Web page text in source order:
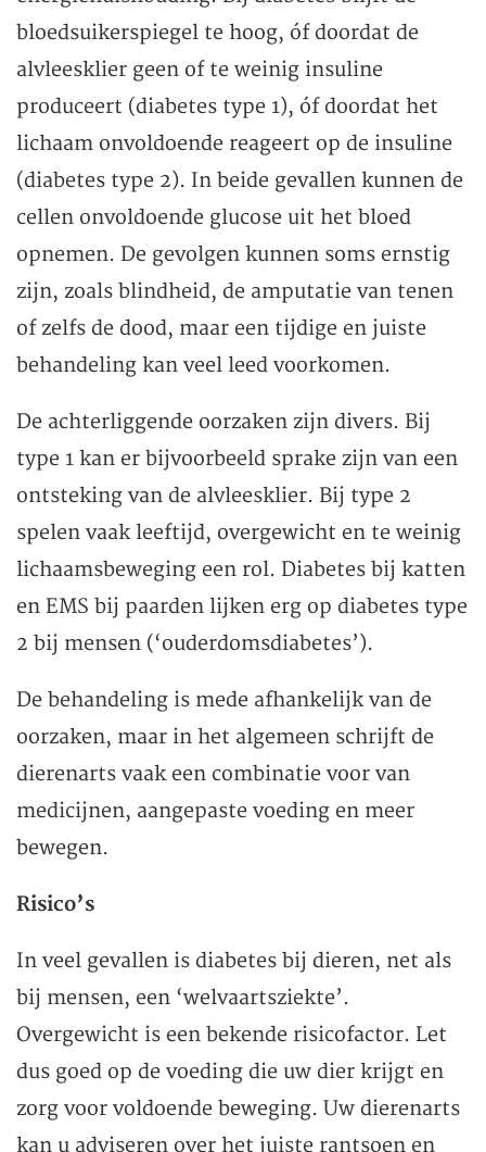
bloedsuikerspiegel te hoog, óf doordat de
alvleesklier geen of te weinig insuline
produceert (diabetes type 1), óf doordat het
lichaam onvoldoende reageert op de insuline
(diabetes type 2). In beide gevallen kunnen de
cellen onvoldoende glucose uit het bloed
opnemen. De gevolgen kunnen soms ernstig
zijn, zoals blindheid, de amputatie van tenen
of zelfs de dood, maar een tijdige en juiste
behandeling kan veel leed voorkomen.
De achterliggende oorzaken zijn divers. Bij
type 1 kan er bijvoorbeeld sprake zijn van een
ontsteking van de alvleesklier. Bij type 2
spelen vaak leeftijd, overgewicht en te weinig
lichaamsbeweging een rol. Diabetes bij katten
en EMS bij paarden lijken erg op diabetes type
2 bij mensen (‘ouderdomsdiabetes’).
De behandeling is mede afhankelijk van de
oorzaken, maar in het algemeen schrijft de
dierenarts vaak een combinatie voor van
medicijnen, aangepaste voeding en meer
bewegen.
Risico’s
In veel gevallen is diabetes bij dieren, net als
bij mensen, een ‘welvaartsziekte’.
Overgewicht is een bekende risicofactor. Let
dus goed op de voeding die uw dier krijgt en
zorg voor voldoende beweging. Uw dierenarts
kan u adviseren over het juiste rantsoen en